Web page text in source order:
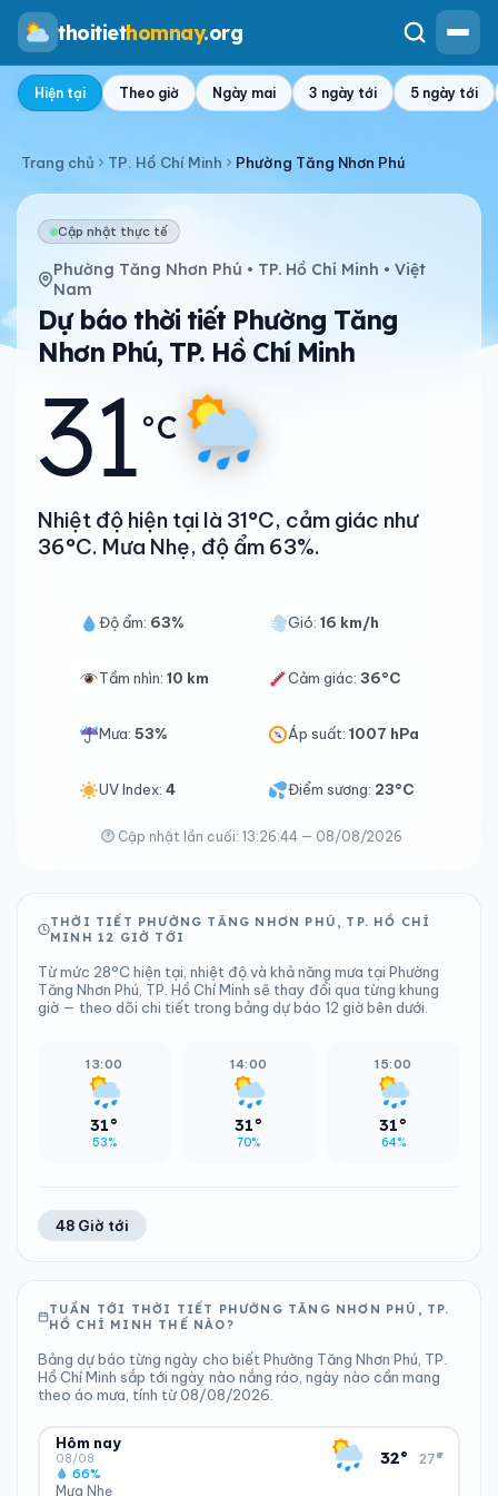
thoitiethomnay.org
Hiện tại Theo giờ Ngày mai 3 ngày tới 5 ngày tới
Trang chủ TP. Hồ Chí Minh Phường Tăng Nhơn Phú
Cập nhật thực tế
Phường Tăng Nhơn Phú • TP. Hồ Chí Minh • Việt
Nam
Dự báo thời tiết Phường Tăng
Nhơn Phú, TP. Hồ Chí Minh
31°C
Nhiệt độ hiện tại là 31°C, cảm giác như
36°C. Mưa Nhẹ, độ ẩm 63%.
Độ ẩm: 63% Gió:16 km/h
Tầm nhìn: 10 km Cảm giác:36°C
Mưa: 53% Áp suất:1007 hPa
UV Index: 4 Điểm sương: 23°C
Cập nhật lần cuối: 13:26:44 — 08/08/2026
THỜI TIẾT PHƯỜNG TĂNG NHƠN PHÚ, TP. HỒ CHÍ
MINH 12 GIỜ TỚI
Từ mức 28°C hiện tại, nhiệt độ và khả năng mưa tại Phường
Tăng Nhơn Phú, TP. Hồ Chí Minh sẽ thay đổi qua từng khung
giờ — theo dõi chi tiết trong bảng dự báo 12 giờ bên dưới.
13:00
31°
53%
14:00
31°
70%
15:00
31°
64%
48 Giờ tới
TUẦN TỚI THỜI TIẾT PHƯỜNG TĂNG NHƠN PHÚ, TP.
HỒ CHÍ MINH THẾ NÀO?
Bảng dự báo từng ngày cho biết Phường Tăng Nhơn Phú, TP.
Hồ Chí Minh sắp tới ngày nào nắng ráo, ngày nào cần mang
theo áo mưa, tính từ 08/08/2026.
Hôm nay
08/08
Mưa Nhẹ
66%
32° 27°
▾